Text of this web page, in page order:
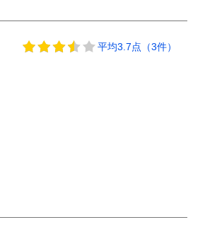
平均3.7点（3件）